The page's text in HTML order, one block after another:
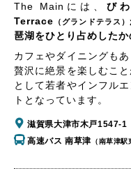
The Mainには、 び
Terrace （グランドテラス）
琶湖をひとり占めした
カフェやダイニングも
贅沢に絶景を楽しむこ
として若者やインフル
トとなっています。
滋賀県大津市木戸1547-1
高速バス 南草津 （南草津駅